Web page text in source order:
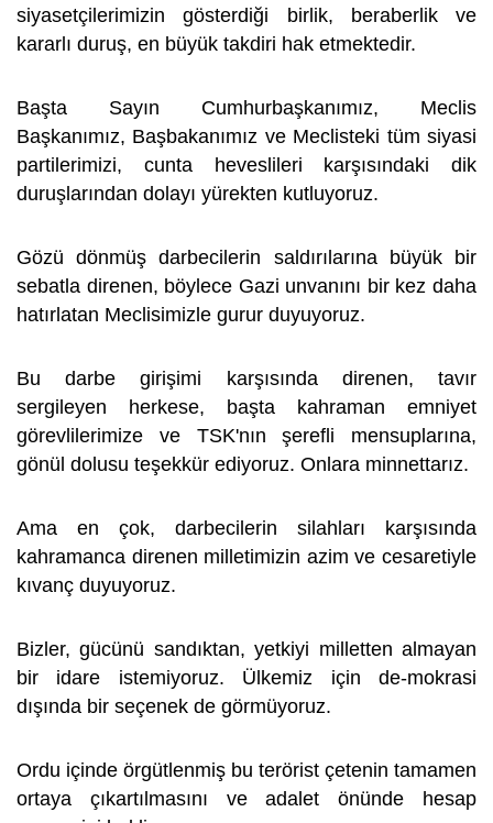
siyasetçilerimizin gösterdiği birlik, beraberlik ve
kararlı duruş, en büyük takdiri hak etmektedir.
Başta Sayın Cumhurbaşkanımız, Meclis
Başkanımız, Başbakanımız ve Meclisteki tüm siyasi
partilerimizi, cunta heveslileri karşısındaki dik
duruşlarından dolayı yürekten kutluyoruz.
Gözü dönmüş darbecilerin saldırılarına büyük bir
sebatla direnen, böylece Gazi unvanını bir kez daha
hatırlatan Meclisimizle gurur duyuyoruz.
Bu darbe girişimi karşısında direnen, tavır
sergileyen herkese, başta kahraman emniyet
görevlilerimize ve TSK'nın şerefli mensuplarına,
gönül dolusu teşekkür ediyoruz. Onlara minnettarız.
Ama en çok, darbecilerin silahları karşısında
kahramanca direnen milletimizin azim ve cesaretiyle
kıvanç duyuyoruz.
Bizler, gücünü sandıktan, yetkiyi milletten almayan
bir idare istemiyoruz. Ülkemiz için de-mokrasi
dışında bir seçenek de görmüyoruz.
Ordu içinde örgütlenmiş bu terörist çetenin tamamen
ortaya çıkartılmasını ve adalet önünde hesap